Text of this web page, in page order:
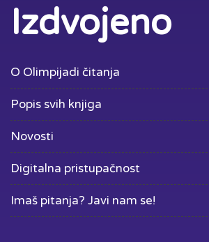
Izdvojeno
O Olimpijadi čitanja
Popis svih knjiga
Novosti
Digitalna pristupačnost
Imaš pitanja? Javi nam se!